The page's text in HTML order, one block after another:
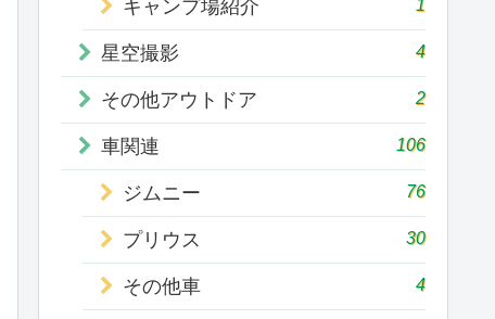
キャンプ場紹介 1
星空撮影 4
その他アウトドア 2
車関連 106
ジムニー 76
プリウス 30
その他車 4